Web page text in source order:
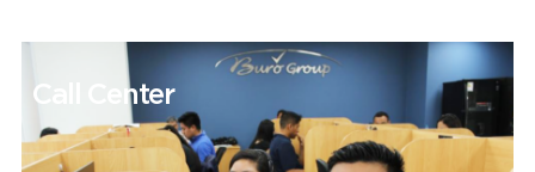
Call Center